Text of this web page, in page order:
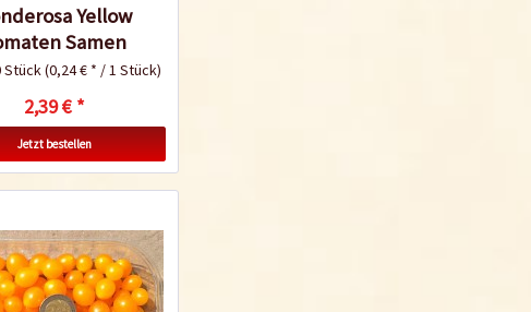
Yellow
Samen
Stück(0,24 € * / 1 Stück)
2,39 € *
Jetzt bestellen